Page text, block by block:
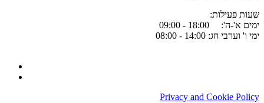
:שעות פעילות
ימים א'-ה': 18:00 - 09:00
ימי ו' וערבי חג: 14:00 - 08:00
Privacy and Cookie Policy